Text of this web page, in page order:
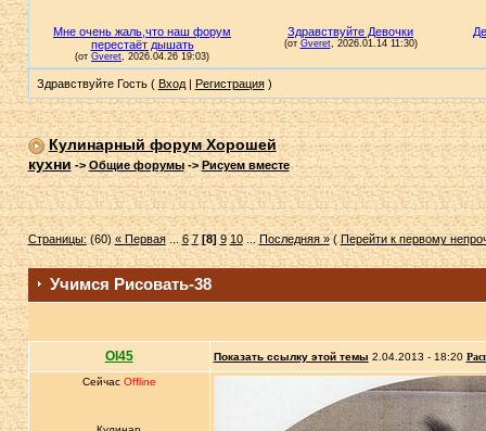
Здравствуйте Гость ( Вход| Регистрация)
Кулинарный форум Хорошей
кухни->Общие форумы-> Рисуем вместе
Страницы:(60)« Первая...6 7 [8] 9 10...Последняя »( Перейти к первому
Учимся Рисовать-38
Ol45 Показать ссылку этой темы 2.04.2013 - 18:20
Сейчас Offline